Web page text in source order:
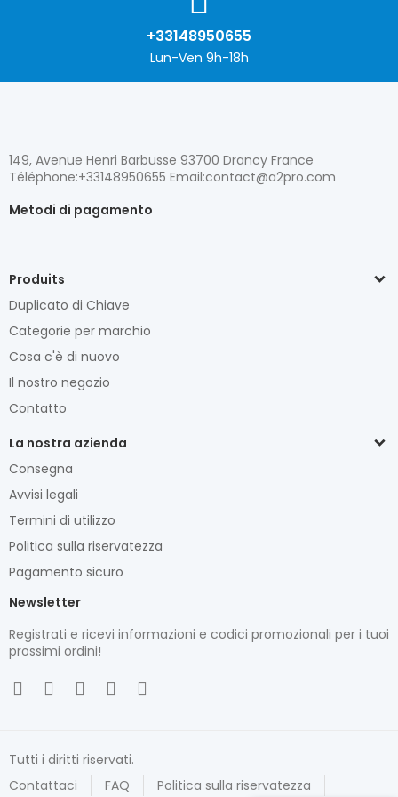
+33148950655
Lun-Ven 9h-18h
149, Avenue Henri Barbusse 93700 Drancy France
Téléphone:+33148950655 Email:contact@a2pro.com
Metodi di pagamento
Produits
Duplicato di Chiave
Categorie per marchio
Cosa c'è di nuovo
Il nostro negozio
Contatto
La nostra azienda
Consegna
Avvisi legali
Termini di utilizzo
Politica sulla riservatezza
Pagamento sicuro
Newsletter
Registrati e ricevi informazioni e codici promozionali per i tuoi
prossimi ordini!
Tutti i diritti riservati.
Contattaci
FAQ Politica sulla riservatezza